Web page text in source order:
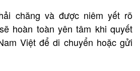
chăng và được niêm yết rõ
hoàn toàn yên tâm khi quyết
Việt để di chuyển hoặc gửi